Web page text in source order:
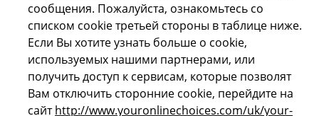
сообщения. Пожалуйста, ознакомьтесь со
списком cookie третьей стороны в таблице ниже.
Если Вы хотите узнать больше о cookie,
используемых нашими партнерами, или
получить доступ к сервисам, которые позволят
Вам отключить сторонние cookie, перейдите на
сайтhttp://www.youronlinechoices.com/uk/your-